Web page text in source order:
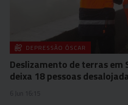
DEPRESSÃO ÓSCAR
Deslizamento de terras em
deixa 18 pessoas
6 Jun 16:15